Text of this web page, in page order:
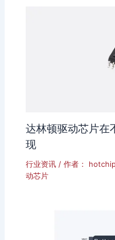
达林顿驱动芯片在
现
行业资讯 / 作者：
动芯片